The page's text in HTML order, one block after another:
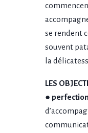
se rendent
souvent
la
LES
●